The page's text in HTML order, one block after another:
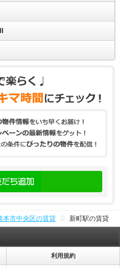
本市中央区の賃貸 新町駅の賃貸
利用規約